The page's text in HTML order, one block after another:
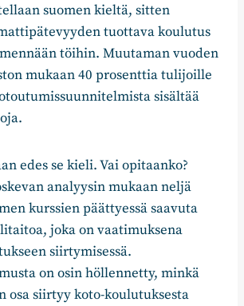
suomen kieltä, sitten
tuottava koulutus
töihin. Muutaman vuoden
mukaan 40 prosenttia tulijoille
sisältää
edes se kieli. Vai opitaanko?
analyysin mukaan neljä
kurssien päättyessä saavuta
joka on vaatimuksena
siirtymisessä.
on osin höllennetty, minkä
osa siirtyy koto-koulutuksesta